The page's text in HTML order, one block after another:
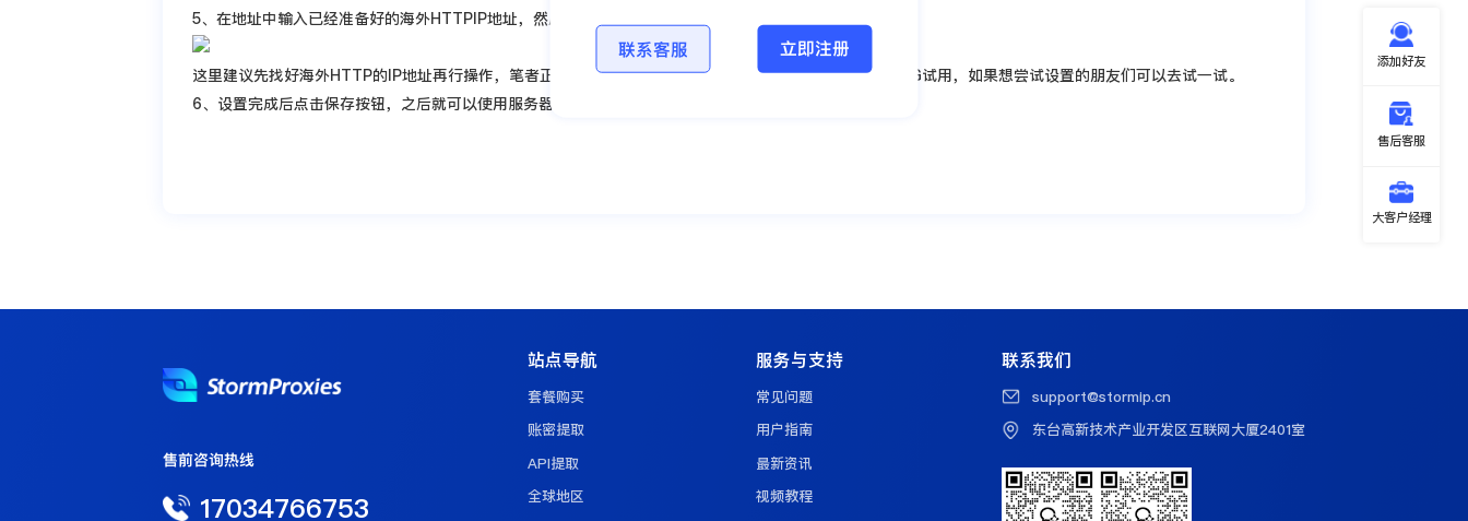
5、在地址中输入已经准备好的海外HTTPIP地址，然后在端口中填入服务器端口号。
这里建议先找好海外HTTP的IP地址再行操作，笔者正在用的海外商StormProxies注册实名认证后便能有1G试用，如果想尝试设置的朋友们可以去试一试。
6、设置完成后点击保存按钮，之后就可以使用服务器的IP地址来访问网络了。
售前咨询热线
17034766753
站点导航
套餐购买
账密提取
API提取
全球地区
服务与支持
常见问题
用户指南
最新资讯
视频教程
联系我们
support@stormip.cn
东台高新技术产业开发区互联网大厦2401室
添加好友
售后客服
大客户经理
联系客服 立即注册